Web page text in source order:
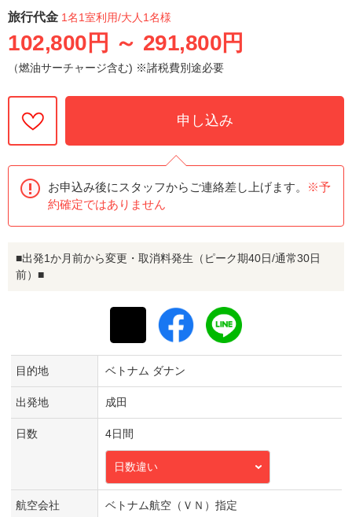
旅行代金 1名1室利用/大人1名様
102,800円 ～ 291,800円
（燃油サーチャージ含む) ※諸税費別途必要
申し込み
お申込み後にスタッフからご連絡差し上げます。
※予
約確定ではありません
■出発1か月前から変更・取消料発生（ピーク期40日/通常30日
前）■
目的地 ベトナム ダナン
出発地 成田
日数 4日間
日数違い
航空会社 ベトナム航空（ＶＮ）指定